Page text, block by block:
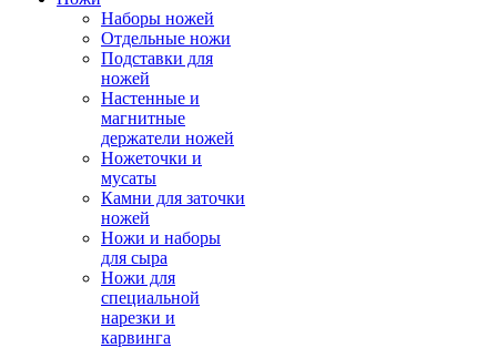
Наборы ножей
Отдельные ножи
Подставки для
ножей
Настенные и
магнитные
держатели ножей
Ножеточки и
мусаты
Камни для заточки
ножей
Ножи и наборы
для сыра
Ножи для
специальной
нарезки и
карвинга